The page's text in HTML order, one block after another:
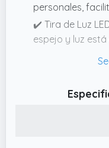
personales,
✔️ Tira de Luz
espejo y luz
del espejo para
ajustable de
3 tipos de
para satisfacer